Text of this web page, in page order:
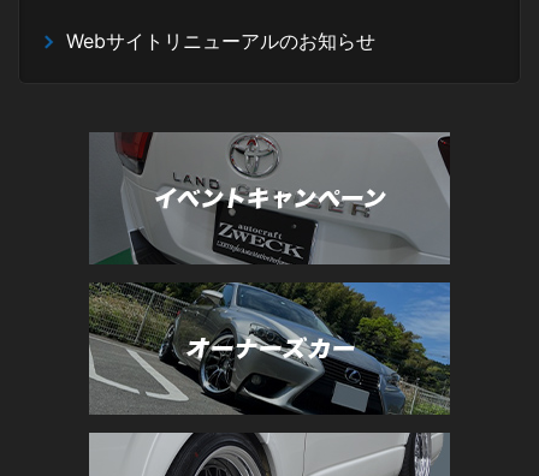
Webサイトリニューアルのお知らせ